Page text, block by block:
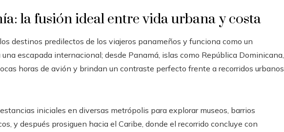
la fusión ideal entre vida urbana y costa
destinos predilectos de los viajeros panameños y funciona como un
escapada internacional; desde Panamá, islas como República Dominicana,
horas de avión y brindan un contraste perfecto frente a recorridos urbanos
iniciales en diversas metrópolis para explorar museos, barrios
y después prosiguen hacia el Caribe, donde el recorrido concluye con